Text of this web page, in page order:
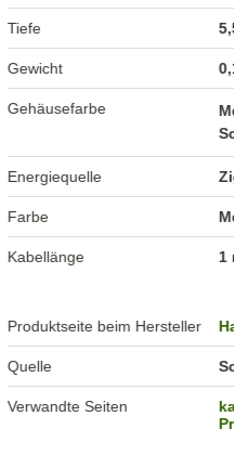
Tiefe
Gewicht
Gehäusefarbe
Energiequelle
Farbe
Kabellänge 1
Produktseite beim Hersteller
Quelle
Verwandte Seiten